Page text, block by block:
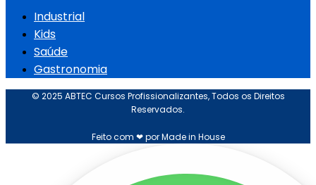
Industrial
Kids
Saúde
Gastronomia
© 2025 ABTEC Cursos Profissionalizantes, Todos os Direitos
Reservados.
Feito com ❤ por Made in House